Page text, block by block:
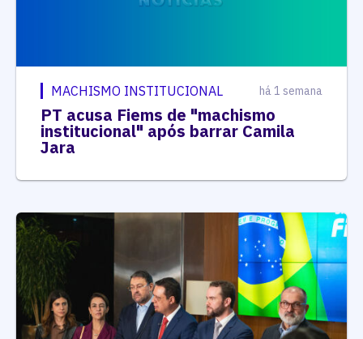
MACHISMO INSTITUCIONAL há 1 semana
PT acusa Fiems de "machismo
institucional" após barrar Camila
Jara